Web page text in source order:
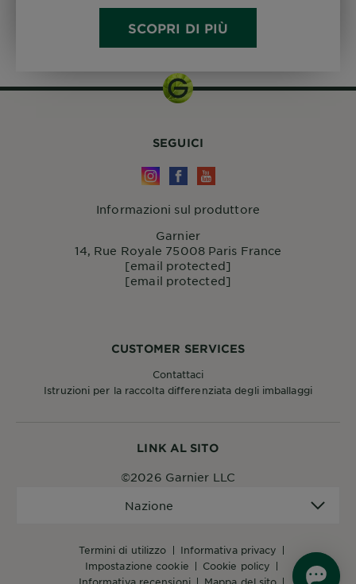
SCOPRI DI PIÙ
LINK AL SITO
termini di utilizzo
informativa privacy
impostazione cookie
cookie policy
Nazione
©2026 Garnier LLC
CUSTOMER SERVICES
Contattaci
Istruzioni per la raccolta differenziata degli imballaggi
SEGUICI
Informazioni sul produttore
Garnier
14, Rue Royale 75008 Paris France
[email protected]
[email protected]